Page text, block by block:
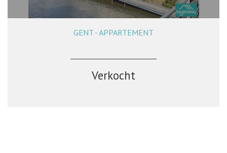
93 m² 2
GENT - APPARTEMENT
Verkocht